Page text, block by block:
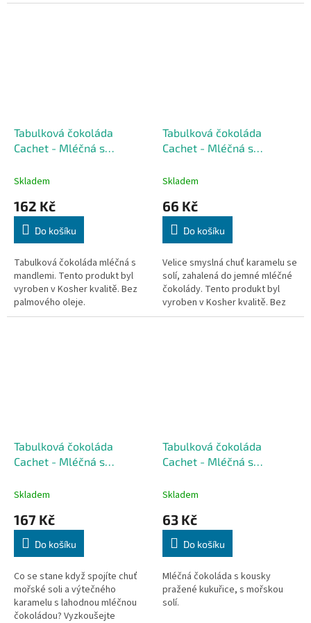
Tabulková čokoláda
Cachet - Mléčná s
Skladem
162 Kč
Do košíku
Tabulková čokoláda mléčná s
mandlemi. Tento produkt byl
vyroben v Kosher kvalitě. Bez
palmového oleje.
Tabulková čokoláda
Cachet - Mléčná s
karamelem, 100 G
Skladem
66 Kč
Do košíku
Velice smyslná chuť karamelu se
solí, zahalená do jemné mléčné
čokolády. Tento produkt byl
vyroben v Kosher kvalitě. Bez
palmového oleje
Tabulková čokoláda
Cachet - Mléčná s
karamelem, 300 G
Skladem
167 Kč
Do košíku
Co se stane když spojíte chuť
mořské soli a výtečného
karamelu s lahodnou mléčnou
čokoládou? Vyzkoušejte
Tabulková čokoláda
Cachet - Mléčná s
mořskou solí, 100 G
Skladem
63 Kč
Do košíku
Mléčná čokoláda s kousky
pražené kukuřice, s mořskou
solí.